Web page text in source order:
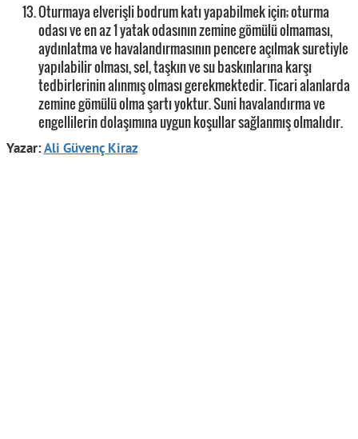
Oturmaya elverişli bodrum katı yapabilmek için; oturma
odası ve en az 1 yatak odasının zemine gömülü olmaması,
aydınlatma ve havalandırmasının pencere açılmak suretiyle
yapılabilir olması, sel, taşkın ve su baskınlarına karşı
tedbirlerinin alınmış olması gerekmektedir. Ticari alanlarda
zemine gömülü olma şartı yoktur. Suni havalandırma ve
engellilerin dolaşımına uygun koşullar sağlanmış olmalıdır.
Yazar:Ali Güvenç Kiraz